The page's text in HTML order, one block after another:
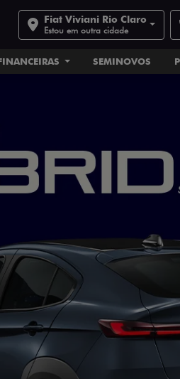
Fiat Viviani Rio Claro
Estou em outra cidade
SEMINOVOS